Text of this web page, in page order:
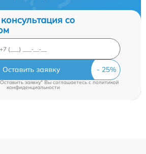
со
Оставить заявку
заявку" Вы соглашаетесь c политикой
конфиденциальности